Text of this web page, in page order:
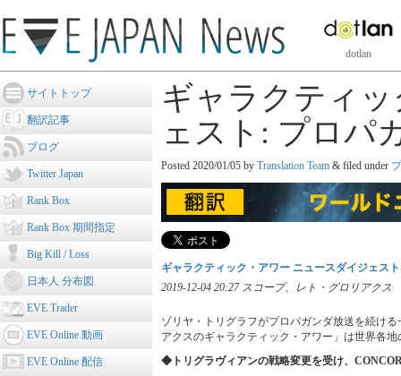
dotlan
サイトトップ
翻訳記事
ブログ
Twitter Japan
Rank Box
Rank Box 期間指定
Big Kill / Loss
日本人 分布図
EVE Trader
EVE Online 動画
EVE Online 配信
ギャラクティ
ェスト: プロパ
Posted 2020/01/05 by Translation Team & filed under
ギャラクティック・アワー ニュースダイジェス
2019-12-04 20:27 スコープ、レト・グロリアクス
ゾリヤ・トリグラフがプロパガンダ放送を続け
アクスのギャラクティック・アワー」は世界各
◆トリグラヴィアンの戦略変更を受け、